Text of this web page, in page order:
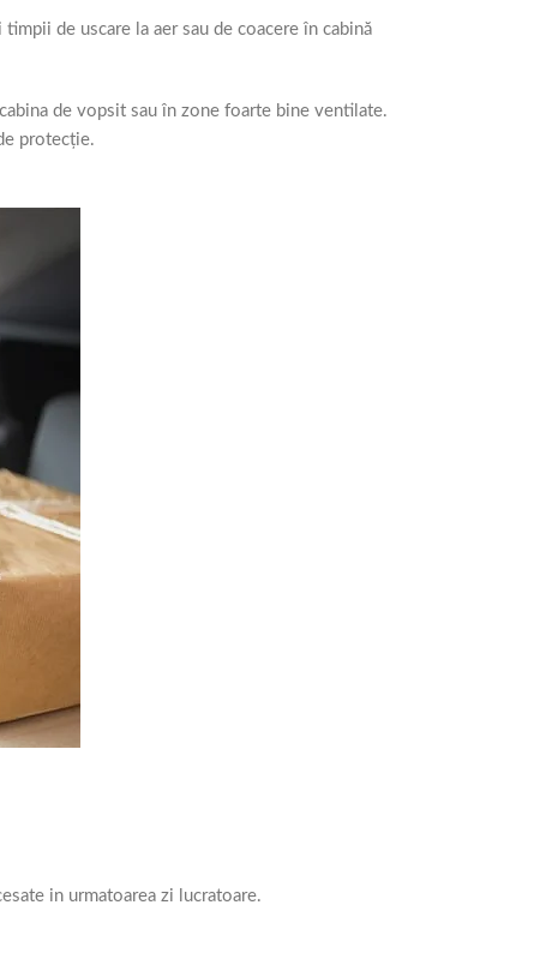
de uscare la aer sau de coacere în cabină
de vopsit sau în zone foarte bine ventilate.
protecție.
in urmatoarea zi lucratoare.